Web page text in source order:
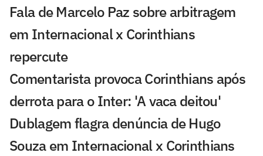
Fala de Marcelo Paz sobre arbitragem
em Internacional x Corinthians
repercute
Comentarista provoca Corinthians após
derrota para o Inter: 'A vaca deitou'
Dublagem flagra denúncia de Hugo
Souza em Internacional x Corinthians